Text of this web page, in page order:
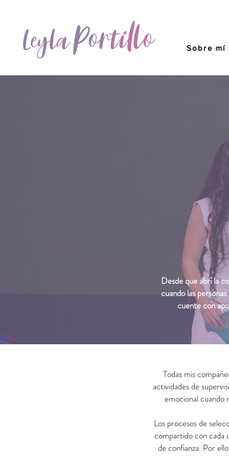
Sobre mí
Desde que abrí la
cuando las
cuente con
Todas mis
actividades de
emocional cuando
Los procesos de
compartido con cada
de confianza. Por